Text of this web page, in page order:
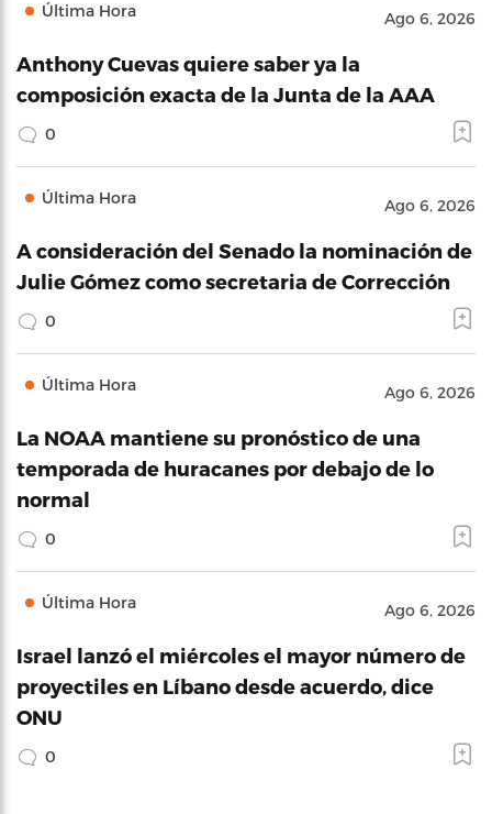
Última Hora Ago 6, 2026
Anthony Cuevas quiere saber ya la
composición exacta de la Junta de la AAA
0
Última Hora Ago 6, 2026
A consideración del Senado la nominación de
Julie Gómez como secretaria de Corrección
0
Última Hora Ago 6, 2026
La NOAA mantiene su pronóstico de una
temporada de huracanes por debajo de lo
normal
0
Última Hora Ago 6, 2026
Israel lanzó el miércoles el mayor número de
proyectiles en Líbano desde acuerdo, dice
ONU
0